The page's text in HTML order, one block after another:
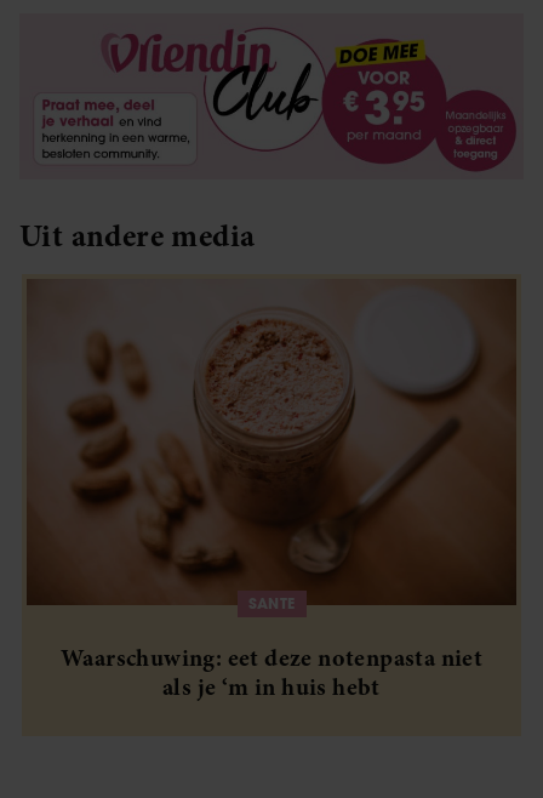
partners kunnen deze gegevens combineren met andere
informatie die u aan ze heeft verstrekt of die ze hebben
verzameld op basis van uw gebruik van hun services. U
gaat akkoord met onze cookies als u onze website blijft
gebruiken.
Uit andere media
SANTE
Waarschuwing: eet deze notenpasta niet
als je ‘m in huis hebt